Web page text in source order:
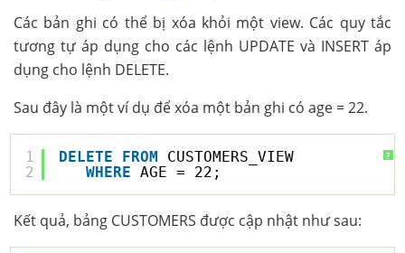
Các bản ghi có thể bị xóa khỏi một view. Các quy tắc
tương tự áp dụng cho các lệnh UPDATE và INSERT áp
dụng cho lệnh DELETE.
Sau đây là một ví dụ để xóa một bản ghi có age = 22.
?
1
2
DELETE FROM
CUSTOMERS_VIEW
WHERE
AGE = 22;
Kết quả, bảng CUSTOMERS được cập nhật như sau: